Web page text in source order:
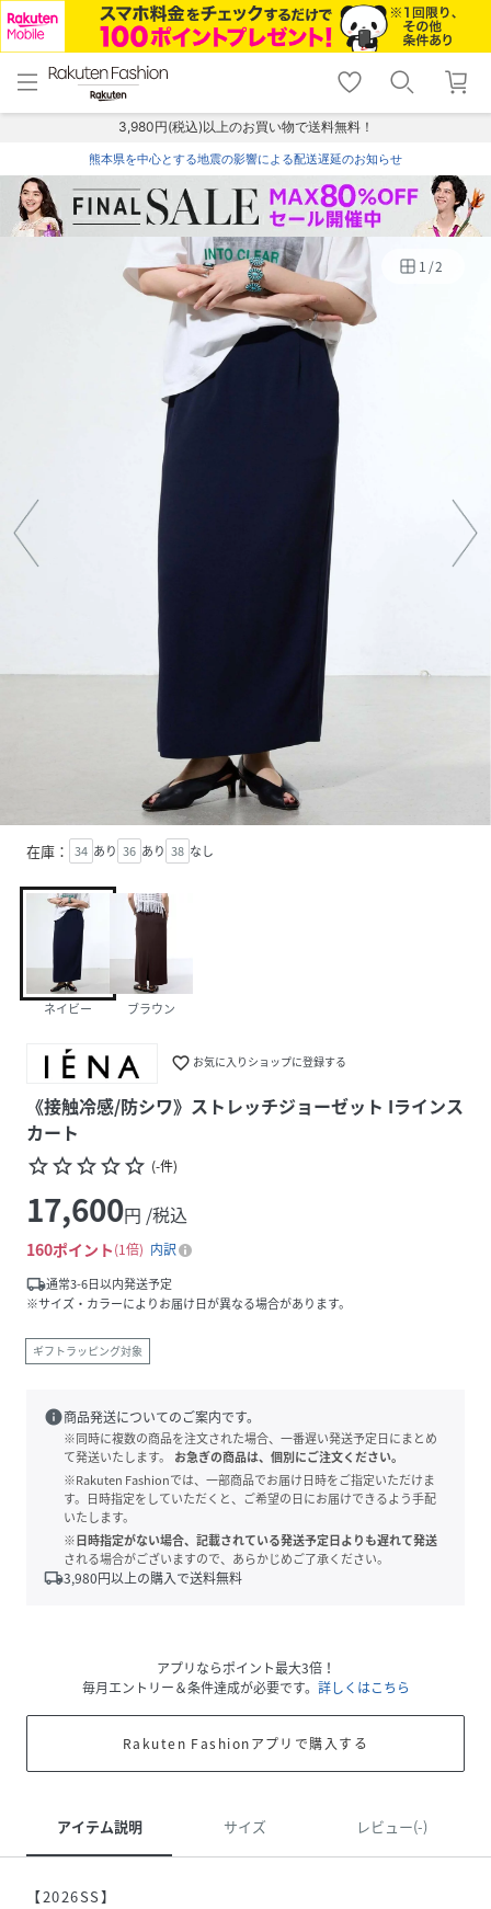
menu home
トップ
shopping_cart lock_outline
ログイン
3,980円(税込)以上のお買い物で送料無料！
熊本県を中心とする地震の影響による配送遅延のお知らせ
1 /2
在庫： 34 あり 36 あり 38 なし
ネイビー ブラウン
favorite_border お気に入りショップに登録する
《接触冷感/防シワ》ストレッチジョーゼット Iラインス
カート
star_borderstar_borderstar_borderstar_borderstar_border (-件)
17,600円 /税込
160ポイント 1倍
内訳
local_shipping通常3-6日以内発送予定
※サイズ・カラーによりお届け日が異なる場合があります。
ギフトラッピング対象
info商品発送についてのご案内です。
※同時に複数の商品を注文された場合、一番遅い発送予定日にまとめ
て発送いたします。
お急ぎの商品は、個別にご注文ください。
※Rakuten Fashionでは、一部商品でお届け日時をご指定いただけま
す。日時指定をしていただくと、ご希望の日にお届けできるよう手配
いたします。
※日時指定がない場合、記載されている発送予定日よりも遅れて発送
される場合がございますので、あらかじめご了承ください。
local_shipping3,980円以上の購入で送料無料
アプリならポイント最大3倍！
毎月エントリー＆条件達成が必要です。 詳しくはこちら
Rakuten Fashionアプリで購入する
アイテム説明 サイズ レビュー(-)
【2026SS】